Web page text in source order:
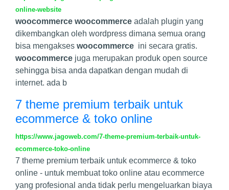
online-website
woocommerce woocommerce adalah plugin yang
dikembangkan oleh wordpress dimana semua orang
bisa mengakses woocommerce ini secara gratis.
woocommerce juga merupakan produk open source
sehingga bisa anda dapatkan dengan mudah di
internet. ada b
7 theme premium terbaik untuk
ecommerce & toko online
https://www.jagoweb.com/7-theme-premium-terbaik-untuk-
ecommerce-toko-online
7 theme premium terbaik untuk ecommerce & toko
online - untuk membuat toko online atau ecommerce
yang profesional anda tidak perlu mengeluarkan biaya